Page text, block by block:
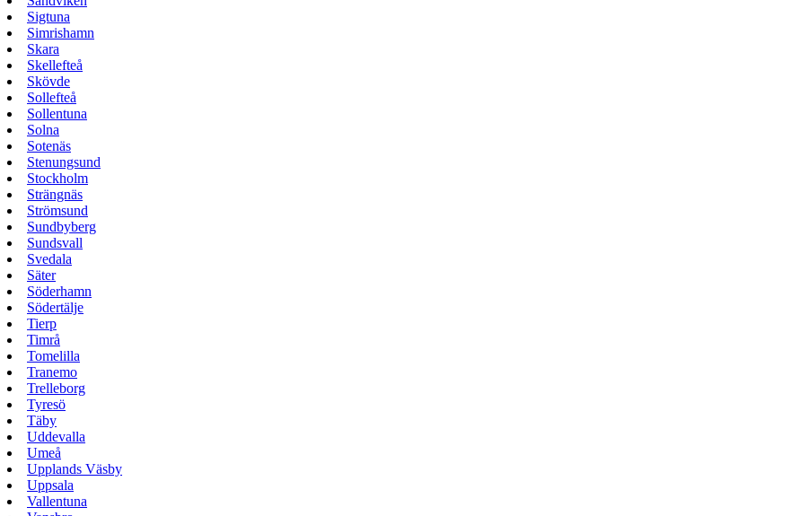
Sigtuna
Simrishamn
Skara
Skellefteå
Skövde
Sollefteå
Sollentuna
Solna
Sotenäs
Stenungsund
Stockholm
Strängnäs
Strömsund
Sundbyberg
Sundsvall
Svedala
Säter
Söderhamn
Södertälje
Tierp
Timrå
Tomelilla
Tranemo
Trelleborg
Tyresö
Täby
Uddevalla
Umeå
Upplands Väsby
Uppsala
Vallentuna